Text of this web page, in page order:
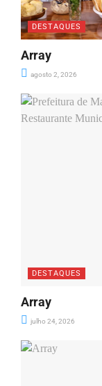
DESTAQUES
Array
agosto 2, 2026
DESTAQUES
Array
julho 24, 2026